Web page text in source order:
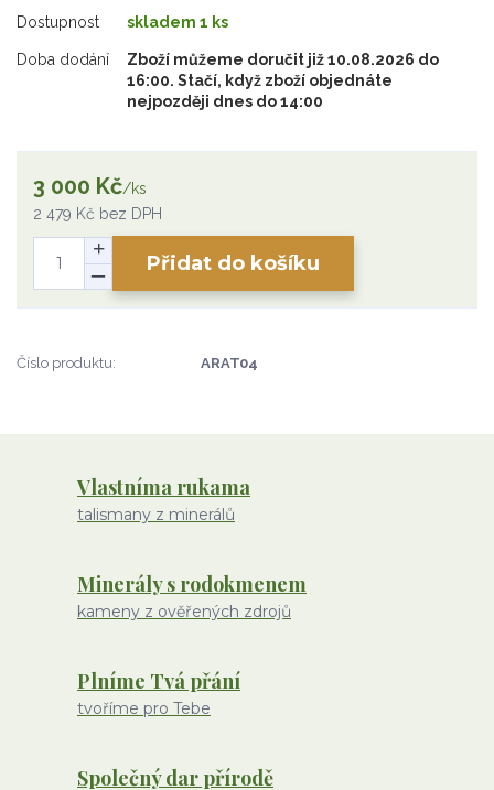
Dostupnost skladem 1 ks
Doba dodání
Zboží můžeme doručit již 10.08.2026 do
16:00. Stačí, když zboží objednáte
nejpozději dnes do 14:00
3 000 Kč/ks
2 479 Kč bez DPH
Přidat do košíku
Číslo produktu: ARAT04
Vlastníma rukama
talismany z minerálů
Minerály s rodokmenem
kameny z ověřených zdrojů
Plníme Tvá přání
tvoříme pro Tebe
Společný dar přírodě